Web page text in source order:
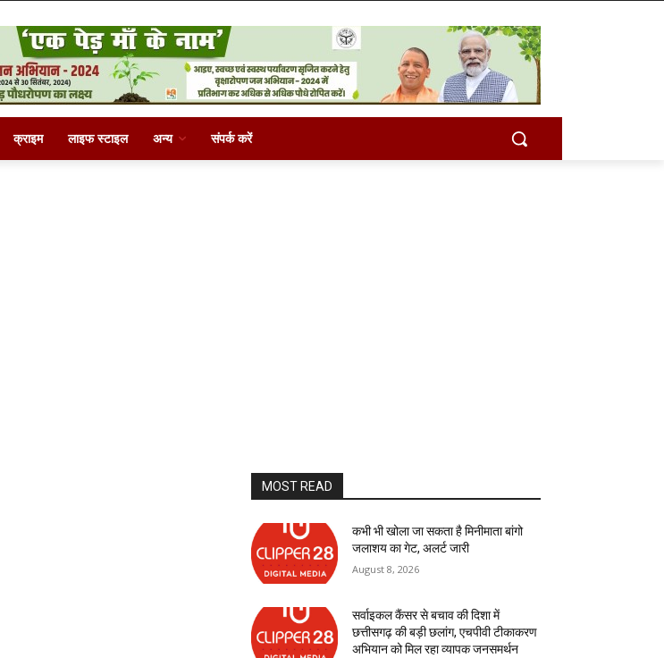
क्राइम लाइफ स्टाइल अन्य संपर्क करें
MOST READ
कभी भी खोला जा सकता है मिनीमाता बांगो
जलाशय का गेट, अलर्ट जारी
August 8, 2026
सर्वाइकल कैंसर से बचाव की दिशा में
छत्तीसगढ़ की बड़ी छलांग, एचपीवी टीकाकरण
अभियान को मिल रहा व्यापक जनसमर्थन